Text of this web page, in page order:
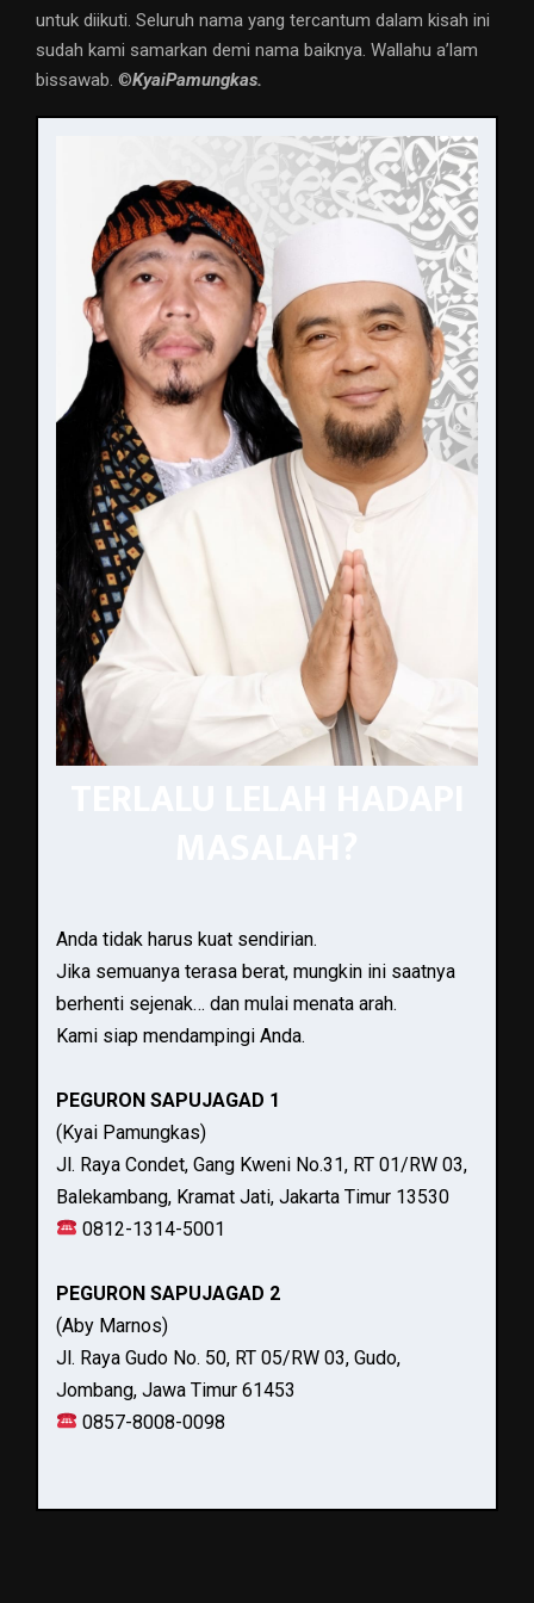
untuk diikuti. Seluruh nama yang tercantum dalam kisah ini
sudah kami samarkan demi nama baiknya. Wallahu a’lam
bissawab. ©️KyaiPamungkas.
Anda tidak harus kuat sendirian.
Jika semuanya terasa berat, mungkin ini saatnya
berhenti sejenak… dan mulai menata arah.
Kami siap mendampingi Anda.
PEGURON SAPUJAGAD 1
(Kyai Pamungkas)
Jl. Raya Condet, Gang Kweni No.31, RT 01/RW 03,
Balekambang, Kramat Jati, Jakarta Timur 13530
0812-1314-5001
PEGURON SAPUJAGAD 2
(Aby Marnos)
Jl. Raya Gudo No. 50, RT 05/RW 03, Gudo,
Jombang, Jawa Timur 61453
0857-8008-0098